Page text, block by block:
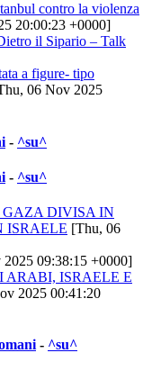
contro la violenza
20:00:23 +0000]
il Sipario – Talk
a figure- tipo
06 Nov 2025
- ^su^
- ^su^
GAZA DIVISA IN
ISRAELE [Thu, 06
09:38:15 +0000]
ARABI, ISRAELE E
2025 00:41:20
- ^su^